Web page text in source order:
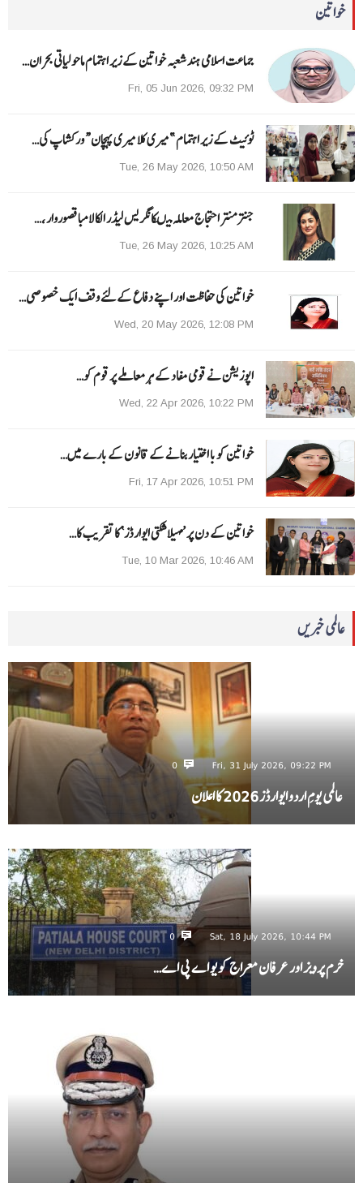
خواتین
جماعت اسلامی ہند شعبہ خواتین کے زیر اہتمام ماحولیاتی بحران…
Fri, 05 Jun 2026, 09:32 PM
ٹوئیٹ کے زیر اہتمام ”میری کلا میری پہچان“ ورکشاپ کی…
Tue, 26 May 2026, 10:50 AM
جنتر منتر احتجاج معاملہ میںکانگریس لیڈر الکا لامبا قصوروار ،…
Tue, 26 May 2026, 10:25 AM
خواتین کی حفاظت اور اپنے دفاع کےلئے وقف ایک خصوصی…
Wed, 20 May 2026, 12:08 PM
اپوزیشن نے قومی مفاد کے ہر معاملے پر قوم کو…
Wed, 22 Apr 2026, 10:22 PM
خواتین کو با اختیار بنانے کے قانون کے بارے میں…
Fri, 17 Apr 2026, 10:51 PM
خواتین کے دن پر ’مہیلا شکتی ایوارڈز‘ کا تقریب کا…
Tue, 10 Mar 2026, 10:46 AM
عالمی خبریں
Fri, 31 July 2026, 09:22 PM
0
عالمی یومِ اردو ایوارڈز 2026 کا اعلان
Sat, 18 July 2026, 10:44 PM
0
خرم پرویز اور عرفان معراج کو یو اے پی اے…